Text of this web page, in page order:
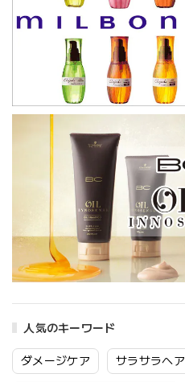
人気のキーワード
ダメージケア サラサラヘア